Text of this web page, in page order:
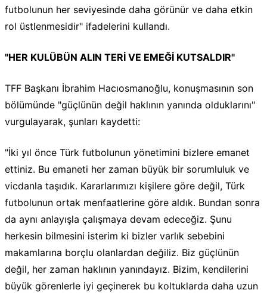
futbolunun her seviyesinde daha görünür ve daha etkin
rol üstlenmesidir" ifadelerini kullandı.
"HER KULÜBÜN ALIN TERİ VE EMEĞİ KUTSALDIR"
TFF Başkanı İbrahim Hacıosmanoğlu, konuşmasının son
bölümünde "güçlünün değil haklının yanında olduklarını"
vurgulayarak, şunları kaydetti:
"İki yıl önce Türk futbolunun yönetimini bizlere emanet
ettiniz. Bu emaneti her zaman büyük bir sorumluluk ve
vicdanla taşıdık. Kararlarımızı kişilere göre değil, Türk
futbolunun ortak menfaatlerine göre aldık. Bundan sonra
da aynı anlayışla çalışmaya devam edeceğiz. Şunu
herkesin bilmesini isterim ki bizler varlık sebebini
makamlarına borçlu olanlardan değiliz. Biz güçlünün
değil, her zaman haklının yanındayız. Bizim, kendilerini
büyük görenlerle iyi geçinerek bu koltuklarda daha uzun